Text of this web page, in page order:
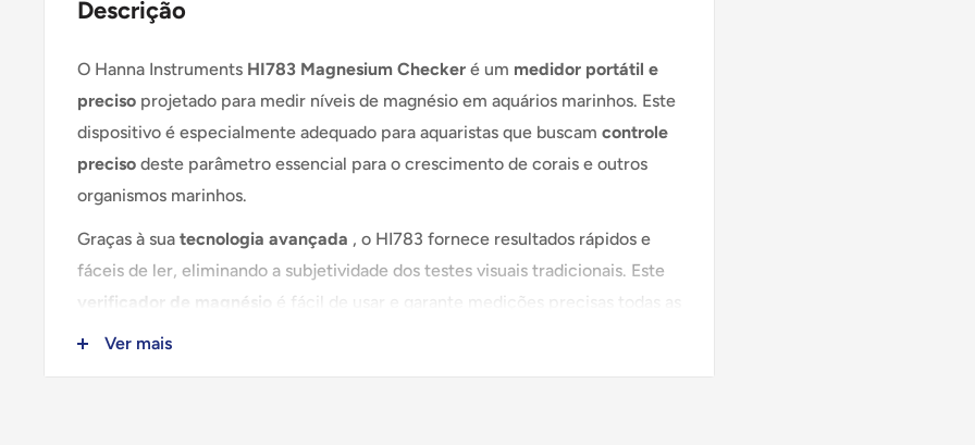
Descrição
O Hanna Instruments HI783 Magnesium Checker é um medidor portátil e
preciso projetado para medir níveis de magnésio em aquários marinhos. Este
dispositivo é especialmente adequado para aquaristas que buscam controle
preciso deste parâmetro essencial para o crescimento de corais e outros
organismos marinhos.
Graças à sua tecnologia avançada , o HI783 fornece resultados rápidos e
fáceis de ler, eliminando a subjetividade dos testes visuais tradicionais. Este
verificador de magnésio
é fácil de usar e garante medições precisas todas as
vezes, bastando adicionar a amostra e o reagente.
Ver mais